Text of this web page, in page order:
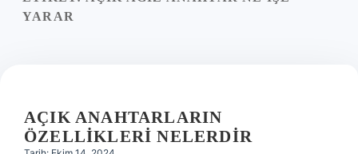
YARAR
AÇIK ANAHTARLARIN
ÖZELLIKLERI NELERDIR